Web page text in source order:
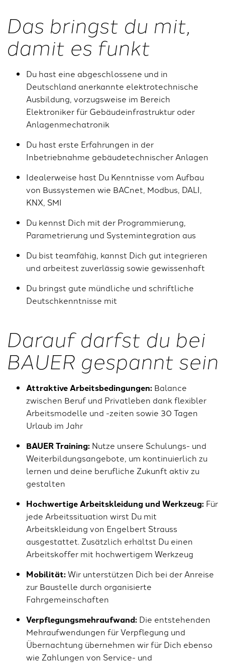
Das bringst du mit,
damit es funkt
Du hast eine abgeschlossene und in
Deutschland anerkannte elektrotechnische
Ausbildung, vorzugsweise im Bereich
Elektroniker für Gebäudeinfrastruktur oder
Anlagenmechatronik
Du hast erste Erfahrungen in der
Inbetriebnahme gebäudetechnischer Anlagen
Idealerweise hast Du Kenntnisse vom Aufbau
von Bussystemen wie BACnet, Modbus, DALI,
KNX, SMI
Du kennst Dich mit der Programmierung,
Parametrierung und Systemintegration aus
Du bist teamfähig, kannst Dich gut integrieren
und arbeitest zuverlässig sowie gewissenhaft
Du bringst gute mündliche und schriftliche
Deutschkenntnisse mit
Darauf darfst du bei
BAUER gespannt sein
Attraktive Arbeitsbedingungen: Balance
zwischen Beruf und Privatleben dank flexibler
Arbeitsmodelle und -zeiten sowie 30 Tagen
Urlaub im Jahr
BAUER Training: Nutze unsere Schulungs- und
Weiterbildungsangebote, um kontinuierlich zu
lernen und deine berufliche Zukunft aktiv zu
gestalten
Hochwertige Arbeitskleidung und Werkzeug: Für
jede Arbeitssituation wirst Du mit
Arbeitskleidung von Engelbert Strauss
ausgestattet. Zusätzlich erhältst Du einen
Arbeitskoffer mit hochwertigem Werkzeug
Mobilität:Wir unterstützen Dich bei der Anreise
zur Baustelle durch organisierte
Fahrgemeinschaften
Verpflegungsmehraufwand: Die entstehenden
Mehraufwendungen für Verpflegung und
Übernachtung übernehmen wir für Dich ebenso
wie Zahlungen von Service- und